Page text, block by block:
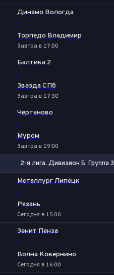
Динамо Вологда
-
Торпедо Владимир
Завтра в 17:00
Балтика 2
-
Звезда СПб
Завтра в 17:30
Чертаново
-
Муром
Завтра в 19:00
2-я лига. Дивизион Б. Группа 3
Металлург Липецк
-
Рязань
Сегодня в 15:00
Зенит Пенза
-
Волна Ковернино
Сегодня в 16:00